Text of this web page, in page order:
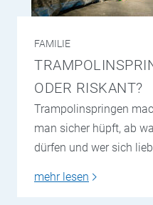
FAMILIE
ODER RISKANT?
Trampolinspringen
man sicher hüpft, ab
dürfen und wer sich
mehr lesen